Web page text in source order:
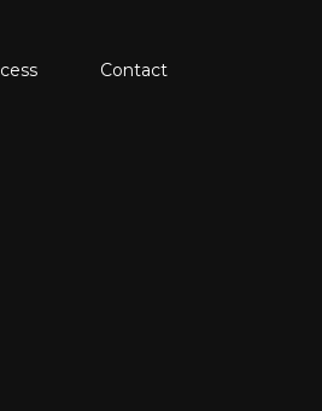
Contact